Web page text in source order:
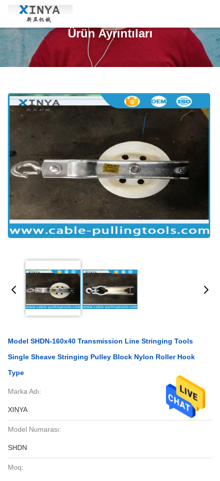
Ürün Ayrıntıları
Model SHDN-160x40 Transmission Line Stringing Tools
Single Sheave Stringing Pulley Block Nylon Roller Hook
Type
Marka Adı:
XINYA
Model Numarası:
SHDN
Moq: